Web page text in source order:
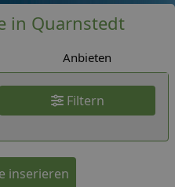
in Quarnstedt
Anbieten
Filtern
inserieren